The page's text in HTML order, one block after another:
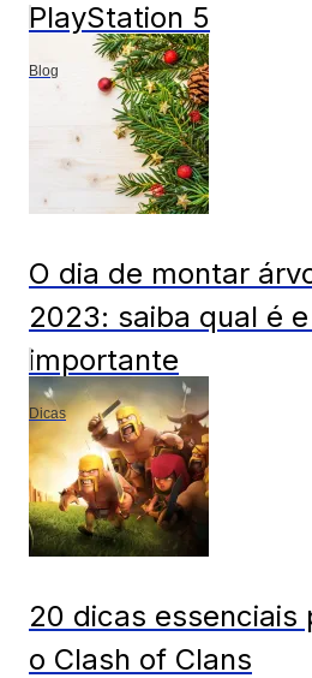
PlayStation 5
Blog
O dia de montar
2023: saiba qual é
importante
Dicas
20 dicas essenciais
o Clash of Clans